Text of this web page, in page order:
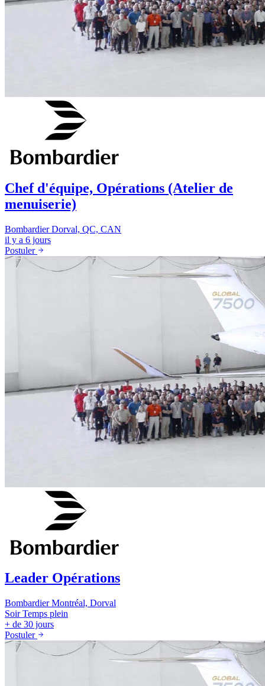
Chef d'équipe, Opérations (Atelier de
menuiserie)
Bombardier Dorval, QC, CAN
il y a 6 jours
Postuler
Leader Opérations
Bombardier Montréal, Dorval
SoirTemps plein
+ de 30 jours
Postuler